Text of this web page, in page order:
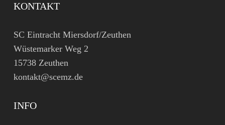
KONTAKT
SC Eintracht Miersdorf/Zeuthen
Wüstemarker Weg 2
15738 Zeuthen
kontakt@scemz.de
INFO